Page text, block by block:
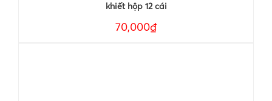
khiết hộp 12 cái
70,000₫